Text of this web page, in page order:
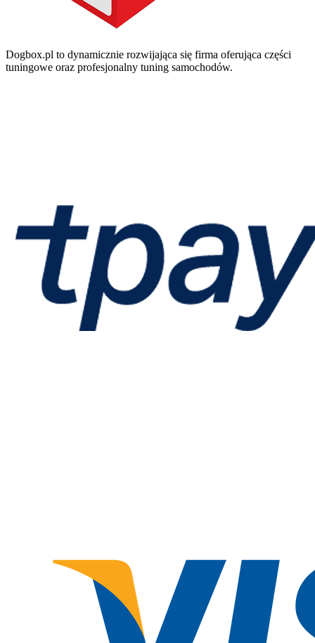
Dogbox.pl to dynamicznie rozwijająca się firma oferująca części
tuningowe oraz profesjonalny tuning samochodów.